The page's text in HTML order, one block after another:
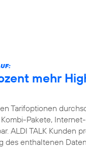
mehr
Tarifoptionen
Pakete,
ALDI TALK Kunden
des enthaltenen